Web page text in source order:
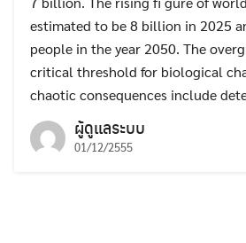
estimated to be 8 billion in 2025
people in the year 2050. The
critical threshold for biological
chaotic consequences include
ผู้ดูแลระบบ
01/12/2555